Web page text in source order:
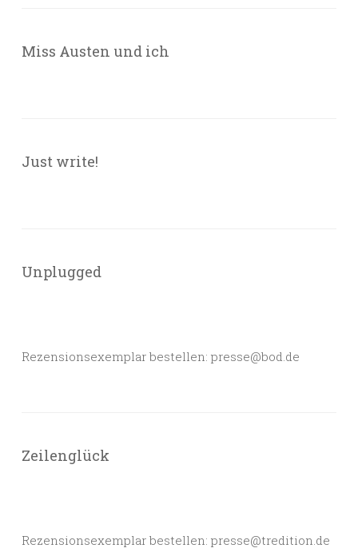
Miss Austen und ich
Just write!
Unplugged
Rezensionsexemplar bestellen: presse@bod.de
Zeilenglück
Rezensionsexemplar bestellen: presse@tredition.de